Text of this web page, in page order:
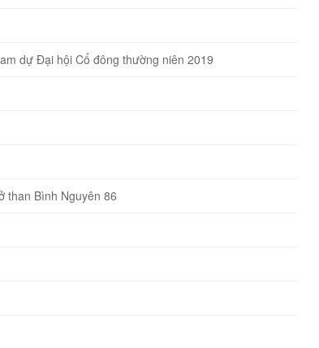
dự Đại hội Cổ đông thường niên 2019
than Bình Nguyên 86